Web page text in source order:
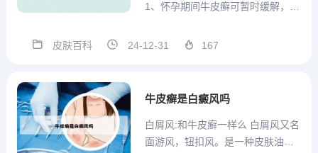
1、怀孕期间牛皮癣可暂时缓解，产
皮癣因为病因不明，不好预防。妊
诊。3、一般的中药医生也会建议停
皮肤百科 24-12-31 167
牛皮癣是白癜风吗
白屑风:和牛皮癣一样么 白屑风又名
面游风，钮扣风。是一种皮肤油腻